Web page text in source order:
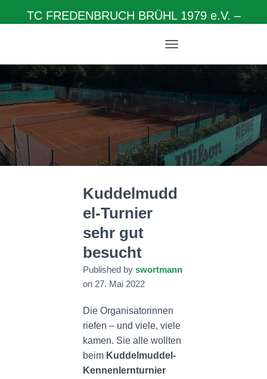
TC FREDENBRUCH BRÜHL 1979 e.V. –
A
G
T
I
O
N
U
S
C
N
Kuddelmudd
el-Turnier
sehr gut
besucht
Published by swortmann
on 27. Mai 2022
Die Organisatorinnen
riefen – und viele, viele
kamen. Sie alle wollten
beim Kuddelmuddel-
Kennenlernturnier